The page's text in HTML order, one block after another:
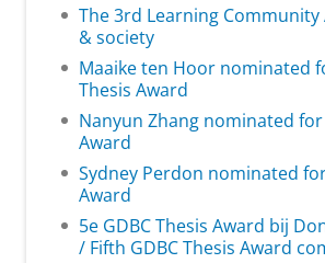
The 3rd Learning Community
& society
Maaike ten Hoor nominated
Thesis Award
Nanyun Zhang nominated for
Award
Sydney Perdon nominated
Award
5e GDBC Thesis Award bij
/ Fifth GDBC Thesis Award